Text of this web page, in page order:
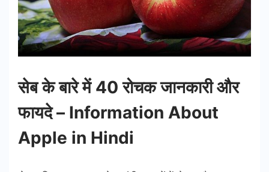
सेब के बारे में 40 रोचक जानकारी और
फायदे – Information About
Apple in Hindi